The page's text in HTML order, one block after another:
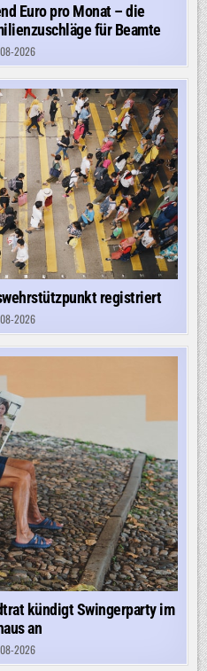
Euro pro Monat – die
für Beamte
2026
registriert
2026
kündigt Swingerparty im
an
2026